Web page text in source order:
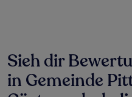
Sieh dir
in Gemeinde